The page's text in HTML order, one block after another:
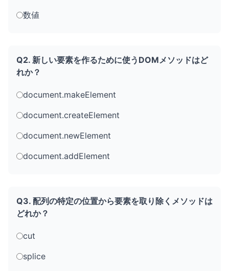
数値
Q2. 新しい要素を作るために使うDOMメソッドはど
れか？
document.makeElement
document.createElement
document.newElement
document.addElement
Q3. 配列の特定の位置から要素を取り除くメソッドは
どれか？
cut
splice